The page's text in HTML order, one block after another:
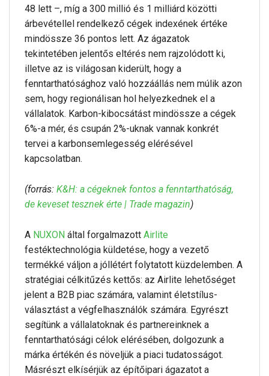
48 lett –, míg a 300 millió és 1 milliárd közötti
árbevétellel rendelkező cégek indexének értéke
mindössze 36 pontos lett. Az ágazatok
tekintetében jelentős eltérés nem rajzolódott ki,
illetve az is világosan kiderült, hogy a
fenntarthatósághoz való hozzáállás nem múlik azon
sem, hogy regionálisan hol helyezkednek el a
vállalatok. Karbon-kibocsátást mindössze a cégek
6%-a mér, és csupán 2%-uknak vannak konkrét
tervei a karbonsemlegesség elérésével
kapcsolatban.
(forrás: K&H: a cégeknek fontos a fenntarthatóság,
de keveset tesznek érte | Trade magazin)
A NUXON által forgalmazott Airlite
festéktechnológia küldetése, hogy a vezető
termékké váljon a jóllétért folytatott küzdelemben. A
stratégiai célkitűzés kettős: az Airlite lehetőséget
jelent a B2B piac számára, valamint életstílus-
választást a végfelhasználók számára. Egyrészt
segítünk a vállalatoknak és partnereinknek a
fenntarthatósági célok elérésében, dolgozunk a
márka értékén és növeljük a piaci tudatosságot.
Másrészt elkísérjük az építőipari ágazatot a